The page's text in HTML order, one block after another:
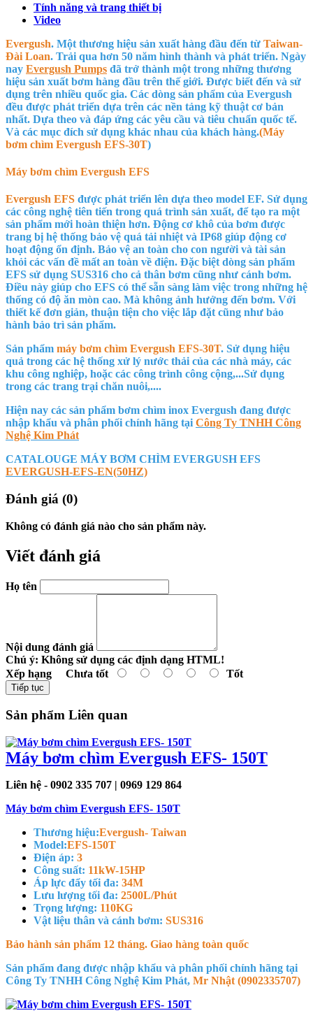
Tính năng và trang thiết bị
Video
Evergush. Một thương hiệu sản xuất hàng đầu đến từ Taiwan-
Đài Loan. Trải qua hơn 50 năm hình thành và phát triển. Ngày
nay Evergush Pumps đã trở thành một trong những thương
hiệu sản xuất bơm hàng đầu trên thế giới. Được biết đến và sử
dụng trên nhiều quốc gia. Các dòng sản phẩm của Evergush
đều được phát triển dựa trên các nền tảng kỹ thuật cơ bản
nhất. Dựa theo và đáp ứng các yêu cầu và tiêu chuẩn quốc tế.
Và các mục đích sử dụng khác nhau của khách hàng.(Máy
bơm chìm Evergush EFS-30T)
Máy bơm chìm Evergush EFS
Evergush EFS được phát triển lên dựa theo model EF. Sử dụng
các công nghệ tiên tiến trong quá trình sản xuất, để tạo ra một
sản phẩm mới hoàn thiện hơn. Động cơ khô của bơm được
trang bị hệ thống bảo vệ quá tải nhiệt và IP68 giúp động cơ
hoạt động ổn định. Bảo vệ an toàn cho con người và tài sản
khỏi các vấn đề mất an toàn về điện. Đặc biệt dòng sản phẩm
EFS sử dụng SUS316 cho cả thân bơm cũng như cánh bơm.
Điều này giúp cho EFS có thể sẵn sàng làm việc trong những hệ
thống có độ ăn mòn cao. Mà không ảnh hưởng đến bơm. Với
thiết kế đơn giản, thuận tiện cho việc lắp đặt cũng như bảo
hành bảo trì sản phẩm.
Sản phẩm máy bơm chìm Evergush EFS-30T. Sử dụng hiệu
quả trong các hệ thống xử lý nước thải của các nhà máy, các
khu công nghiệp, hoặc các công trình công cộng,...Sử dụng
trong các trang trại chăn nuôi,....
Hiện nay các sản phẩm bơm chìm inox Evergush đang được
nhập khẩu và phân phối chính hãng tạiCông Ty TNHH Công
Nghệ Kim Phát
CATALOUGE MÁY BƠM CHÌM EVERGUSH EFS
EVERGUSH-EFS-EN(50HZ)
Đánh giá (0)
Không có đánh giá nào cho sản phẩm này.
Viết đánh giá
Họ tên
Nội dung đánh giá
Chú ý: Không sử dụng các định dạng HTML!
Xếp hạng Chưa tốt Tốt
Tiếp tục
Sản phẩm Liên quan
Máy bơm chìm Evergush EFS- 150T
Liên hệ - 0902 335 707 | 0969 129 864
Máy bơm chìm Evergush EFS- 150T
Thương hiệu:Evergush- Taiwan
Model:EFS-150T
Điện áp: 3
Công suất: 11kW-15HP
Áp lực đẩy tối đa: 34M
Lưu lượng tối đa: 2500L/Phút
Trọng lượng: 110KG
Vật liệu thân và cánh bơm: SUS316
Bảo hành sản phẩm 12 tháng. Giao hàng toàn quốc
Sản phẩm đang được nhập khẩu và phân phối chính hãng tại
Công Ty TNHH Công Nghệ Kim Phát, Mr Nhật (0902335707)